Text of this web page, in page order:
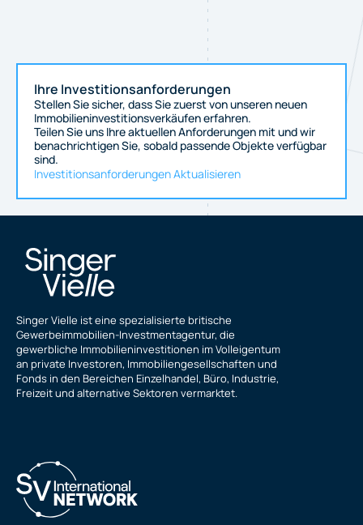
Ihre Investitionsanforderungen
Stellen Sie sicher, dass Sie zuerst von unseren neuen
Immobilieninvestitionsverkäufen erfahren.
Teilen Sie uns Ihre aktuellen Anforderungen mit und wir
benachrichtigen Sie, sobald passende Objekte verfügbar
sind.
Investitionsanforderungen Aktualisieren
Singer Vielle ist eine spezialisierte britische
Gewerbeimmobilien-Investmentagentur, die
gewerbliche Immobilieninvestitionen im Volleigentum
an private Investoren, Immobiliengesellschaften und
Fonds in den Bereichen Einzelhandel, Büro, Industrie,
Freizeit und alternative Sektoren vermarktet.